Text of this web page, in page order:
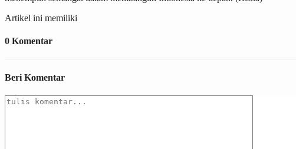
Artikel ini memiliki
0 Komentar
Beri Komentar